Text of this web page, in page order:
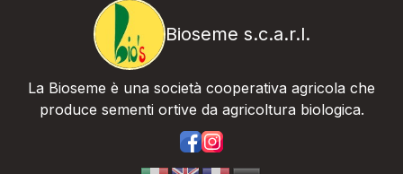
Bioseme s.c.a.r.l.
La Bioseme è una società cooperativa agricola che
produce sementi ortive da agricoltura biologica.